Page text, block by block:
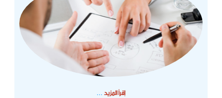
...إقرأ المزيد